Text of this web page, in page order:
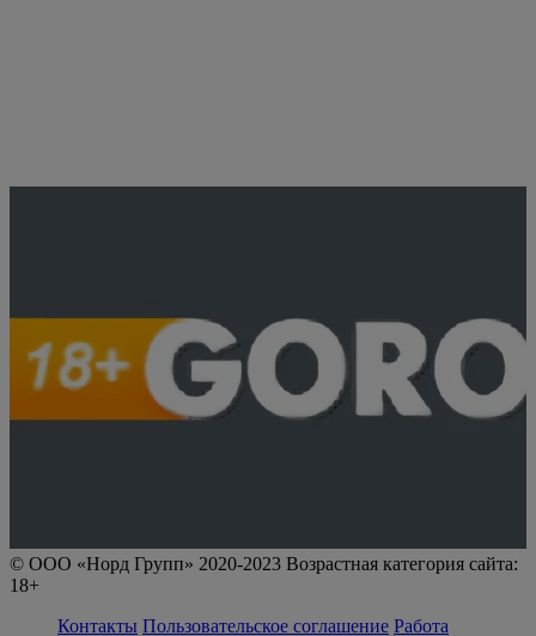
© ООО «Норд Групп» 2020-2023 Возрастная категория сайта:
18+
Контакты Пользовательское соглашение Работа